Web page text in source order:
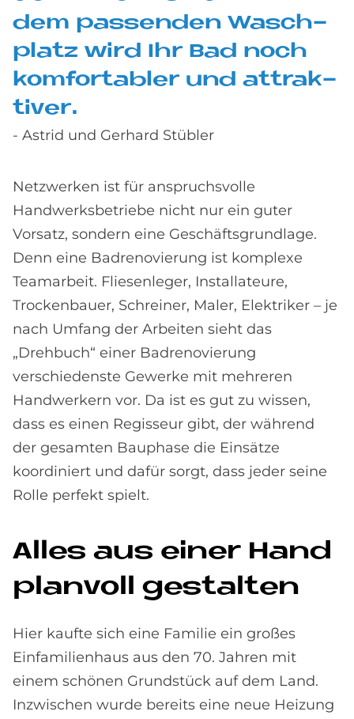
dem pas­sen­den Wasch­
pla­tz wird Ihr Bad noch
kom­for­ta­bler und at­trak­
ti­ver.
- Astrid und Gerhard Stübler
Netzwerken ist für anspruchsvolle
Handwerksbetriebe nicht nur ein guter
Vorsatz, sondern eine Geschäftsgrundlage.
Denn eine Badrenovierung ist komplexe
Teamarbeit. Fliesenleger, Installateure,
Trockenbauer, Schreiner, Maler, Elektriker – je
nach Umfang der Arbeiten sieht das
„Drehbuch“ einer Badrenovierung
verschiedenste Gewerke mit mehreren
Handwerkern vor. Da ist es gut zu wissen,
dass es einen Regisseur gibt, der während
der gesamten Bauphase die Einsätze
koordiniert und dafür sorgt, dass jeder seine
Rolle perfekt spielt.
Al­les aus ei­ner Hand
plan­voll ge­stal­ten
Hier kaufte sich eine Familie ein großes
Einfamilienhaus aus den 70. Jahren mit
einem schönen Grundstück auf dem Land.
Inzwischen wurde bereits eine neue Heizung